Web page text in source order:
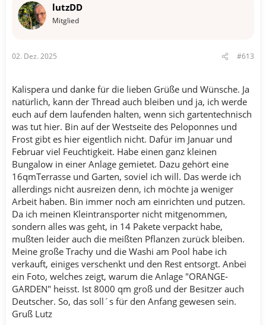
o
:
lutzDD
Mitglied
02. Dez. 2025 #613
Kalispera und danke für die lieben Grüße und Wünsche. Ja
natürlich, kann der Thread auch bleiben und ja, ich werde
euch auf dem laufenden halten, wenn sich gartentechnisch
was tut hier. Bin auf der Westseite des Peloponnes und
Frost gibt es hier eigentlich nicht. Dafür im Januar und
Februar viel Feuchtigkeit. Habe einen ganz kleinen
Bungalow in einer Anlage gemietet. Dazu gehört eine
16qmTerrasse und Garten, soviel ich will. Das werde ich
allerdings nicht ausreizen denn, ich möchte ja weniger
Arbeit haben. Bin immer noch am einrichten und putzen.
Da ich meinen Kleintransporter nicht mitgenommen,
sondern alles was geht, in 14 Pakete verpackt habe,
mußten leider auch die meißten Pflanzen zurück bleiben.
Meine große Trachy und die Washi am Pool habe ich
verkauft, einiges verschenkt und den Rest entsorgt. Anbei
ein Foto, welches zeigt, warum die Anlage "ORANGE-
GARDEN" heisst. Ist 8000 qm groß und der Besitzer auch
Deutscher. So, das soll´s für den Anfang gewesen sein.
Gruß Lutz